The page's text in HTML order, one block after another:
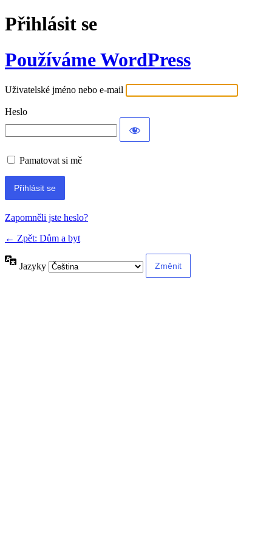
Přihlásit se
Používáme WordPress
Uživatelské jméno nebo e-mail
Heslo
Pamatovat si mě
Alternative:
Zapomněli jste heslo?
← Zpět: Dům a byt
Jazyky